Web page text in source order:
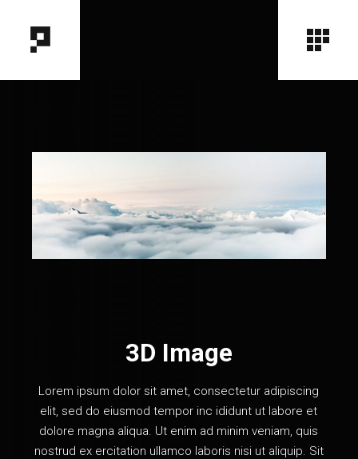
3D Image
Lorem ipsum dolor sit amet, consectetur adipiscing
elit, sed do eiusmod tempor inc ididunt ut labore et
dolore magna aliqua. Ut enim ad minim veniam, quis
nostrud ex ercitation ullamco laboris nisi ut aliquip. Sit